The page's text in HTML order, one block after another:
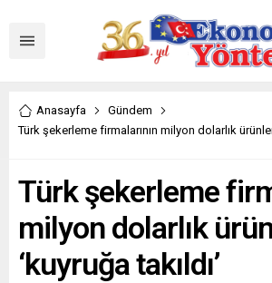
Anasayfa
Gündem
Türk şekerleme firmalarının milyon dolarlık
Türk şekerleme
milyon dolarlık
‘kuyruğa takıldı’